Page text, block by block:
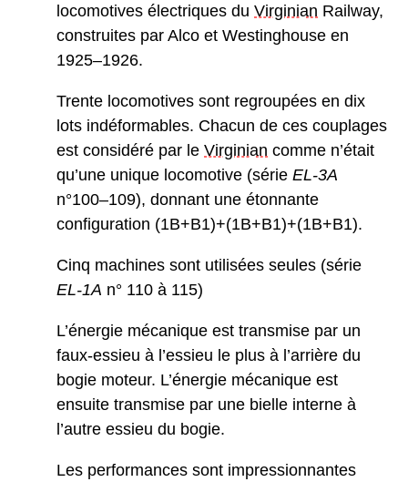
locomotives électriques du Virginian Railway,
construites par Alco et Westinghouse en
1925–1926.
Trente locomotives sont regroupées en dix
lots indéformables. Chacun de ces couplages
est considéré par le Virginian comme n’était
qu’une unique locomotive (série EL-3A
n°100–109), donnant une étonnante
configuration (1B+B1)+(1B+B1)+(1B+B1).
Cinq machines sont utilisées seules (série
EL-1A n° 110 à 115)
L’énergie mécanique est transmise par un
faux-essieu à l’essieu le plus à l’arrière du
bogie moteur. L’énergie mécanique est
ensuite transmise par une bielle interne à
l’autre essieu du bogie.
Les performances sont impressionnantes